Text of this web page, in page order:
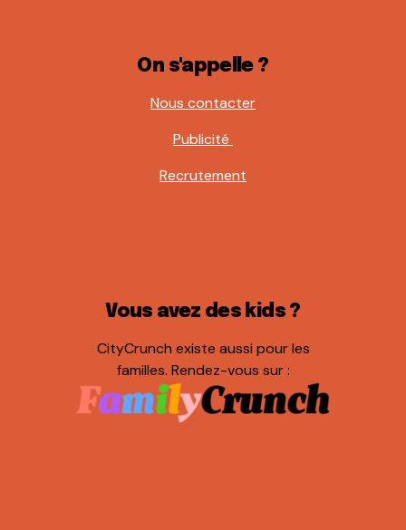
On s'appelle ?
Nous contacter
Publicité
Recrutement
Vous avez des kids ?
CityCrunch existe aussi pour les
familles. Rendez-vous sur :